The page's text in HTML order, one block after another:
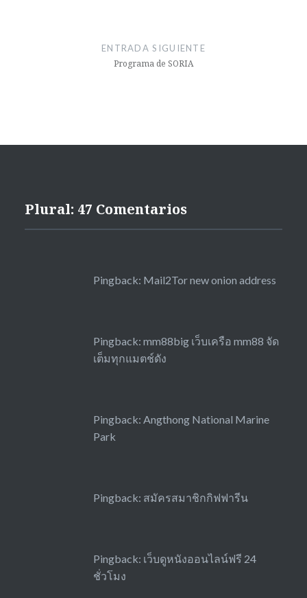
ENTRADA SIGUIENTE
Programa de SORIA
Plural: 47 Comentarios
Pingback: Mail2Tor new onion address
Pingback: mm88big เว็บเครือ mm88 จัด
เต็มทุกแมตช์ดัง
Pingback: Angthong National Marine
Park
Pingback: สมัครสมาชิกกิฟฟารีน
Pingback: เว็บดูหนังออนไลน์ฟรี 24
ชั่วโมง